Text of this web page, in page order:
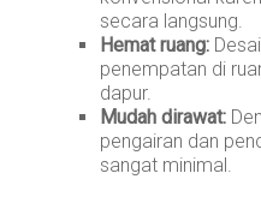
secara langsung.
Hemat ruang:
penempatan di
dapur.
Mudah dirawat:
pengairan dan
sangat minimal.